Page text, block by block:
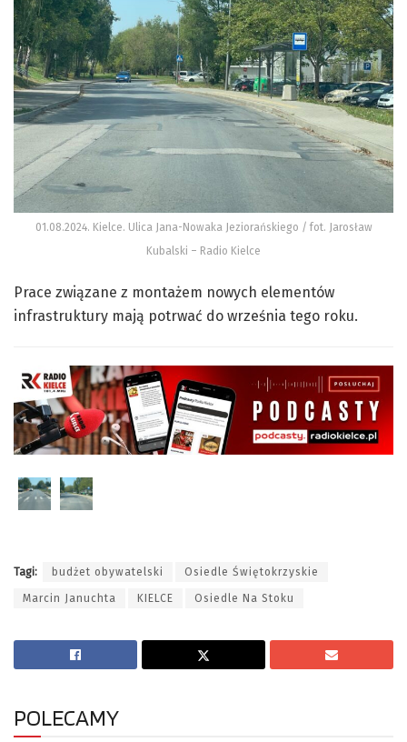
01.08.2024. Kielce. Ulica Jana-Nowaka Jeziorańskiego / fot. Jarosław
Kubalski – Radio Kielce
Prace związane z montażem nowych elementów
infrastruktury mają potrwać do września tego roku.
Tagi: budżet obywatelski Osiedle Świętokrzyskie
Marcin Januchta KIELCE Osiedle Na Stoku
POLECAMY